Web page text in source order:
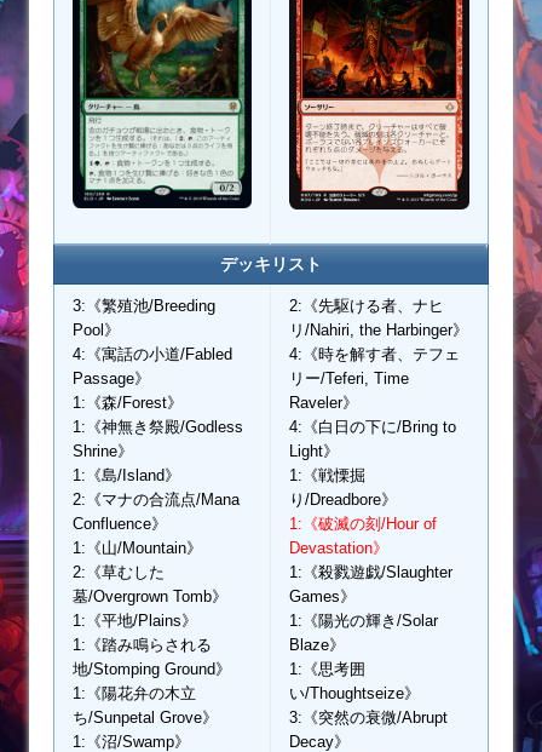
デッキリスト
3:《繁殖池/Breeding
Pool》
4:《寓話の小道/Fabled
Passage》
1:《森/Forest》
1:《神無き祭殿/Godless
Shrine》
1:《島/Island》
2:《マナの合流点/Mana
Confluence》
1:《山/Mountain》
2:《草むした
墓/Overgrown Tomb》
1:《平地/Plains》
1:《踏み鳴らされる
地/Stomping Ground》
1:《陽花弁の木立
ち/Sunpetal Grove》
1:《沼/Swamp》
2:《先駆ける者、ナヒ
リ/Nahiri, the Harbinger》
4:《時を解す者、テフェ
リー/Teferi, Time
Raveler》
4:《白日の下に/Bring to
Light》
1:《戦慄掘
り/Dreadbore》
1:《破滅の刻/Hour of
Devastation》
1:《殺戮遊戯/Slaughter
Games》
1:《陽光の輝き/Solar
Blaze》
1:《思考囲
い/Thoughtseize》
3:《突然の衰微/Abrupt
Decay》